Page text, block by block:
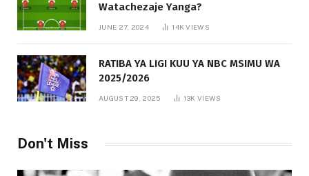
Watachezaje Yanga?
JUNE 27, 2024 14KVIEWS
RATIBA YA LIGI KUU YA NBC MSIMU WA
2025/2026
AUGUST 29, 2025 13KVIEWS
Don't Miss